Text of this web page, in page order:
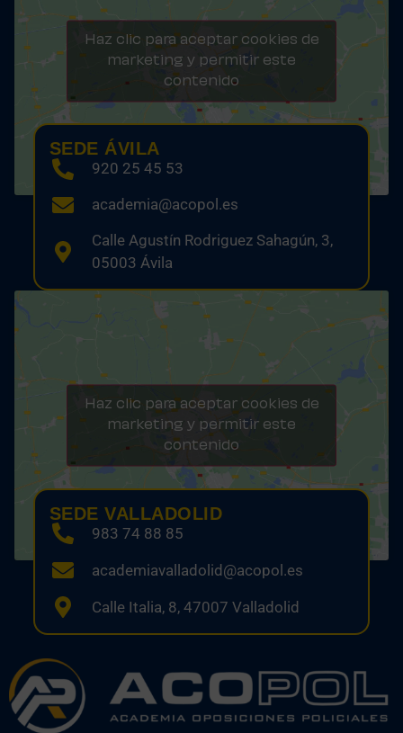
Haz clic para aceptar cookies de
marketing y permitir este
contenido
SEDE ÁVILA
920 25 45 53
academia@acopol.es
Calle Agustín Rodriguez Sahagún, 3,
05003 Ávila
Haz clic para aceptar cookies de
marketing y permitir este
contenido
SEDE VALLADOLID
983 74 88 85
academiavalladolid@acopol.es
Calle Italia, 8, 47007 Valladolid